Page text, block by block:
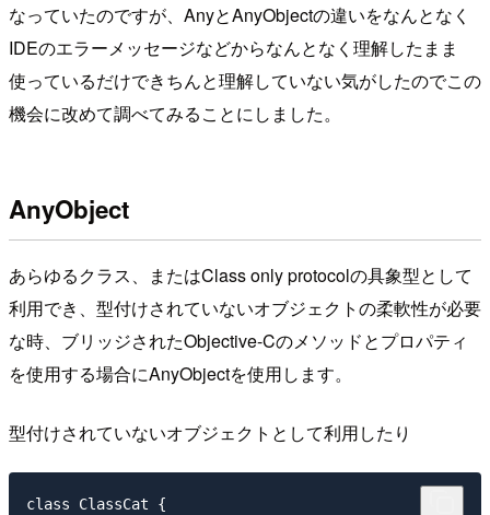
なっていたのですが、AnyとAnyObjectの違いをなんとなく
IDEのエラーメッセージなどからなんとなく理解したまま
使っているだけできちんと理解していない気がしたのでこの
機会に改めて調べてみることにしました。
AnyObject
あらゆるクラス、またはClass only protocolの具象型として
利用でき、型付けされていないオブジェクトの柔軟性が必要
な時、ブリッジされたObjective-Cのメソッドとプロパティ
を使用する場合にAnyObjectを使用します。
型付けされていないオブジェクトとして利用したり
class ClassCat {